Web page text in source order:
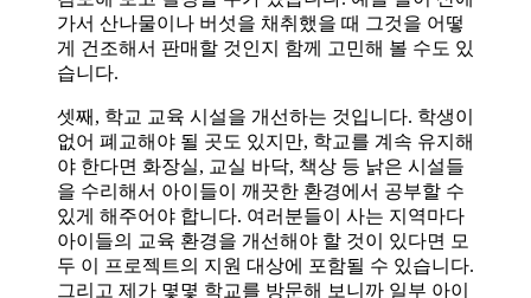
가서 산나물이나 버섯을 채취했을 때 그것을 어떻
게 건조해서 판매할 것인지 함께 고민해 볼 수도 있
습니다.
셋째, 학교 교육 시설을 개선하는 것입니다. 학생이
없어 폐교해야 될 곳도 있지만, 학교를 계속 유지해
야 한다면 화장실, 교실 바닥, 책상 등 낡은 시설들
을 수리해서 아이들이 깨끗한 환경에서 공부할 수
있게 해주어야 합니다. 여러분들이 사는 지역마다
아이들의 교육 환경을 개선해야 할 것이 있다면 모
두 이 프로젝트의 지원 대상에 포함될 수 있습니다.
그리고 제가 몇몇 학교를 방문해 보니까 일부 아이